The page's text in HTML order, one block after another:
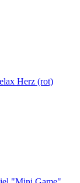
Herz (rot)